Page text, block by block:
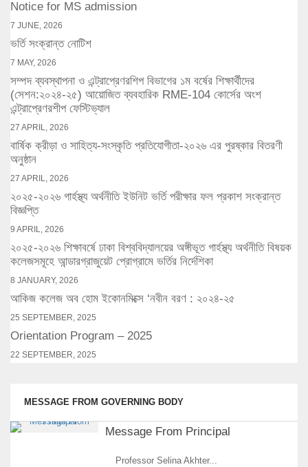
Notice for MS admission
7 JUNE, 2026
ভর্তি সংক্রান্ত নোটিশ
7 MAY, 2026
সম্পদ ব্যবস্থাপনা ও এন্ট্রাপ্রেণরশিপ বিভাগের ১ম বর্ষের শিক্ষার্থীদের
(সেশন:২০২৪-২৫) আয়োজিত ব্যবহারিক RME-104 কোর্সের অংশ
এন্ট্রাপ্রেণরশীপ ফেস্টিভ্যাল
27 APRIL, 2026
বার্ষিক ক্রীড়া ও সাহিত্য-সংস্কৃতি প্রতিযোগীতা-২০২৬ এর পুরষ্কার বিতরণী
অনুষ্ঠান
27 APRIL, 2026
২০২৫-২০২৬ গার্হস্থ্য অর্থনীতি ইউনিট ভর্তি পরীক্ষার ফল প্রকাশ সংক্রান্ত
বিজ্ঞপ্তি
9 APRIL, 2026
২০২৫-২০২৬ শিক্ষাবর্ষে ঢাকা বিশ্ববিদ্যালয়ের অঙ্গীভূত গার্হস্থ্য অর্থনীতি বিষয়ক
কলেজসমূহে আন্ডারগ্রাজুয়েট প্রোগ্রামে ভর্তির নির্দেশিকা
8 JANUARY, 2026
আকিজ কলেজ অব হোম ইকোনমিক্সে ‘নবীন বরণ : ২০২৪-২৫
25 SEPTEMBER, 2025
Orientation Program – 2025
22 SEPTEMBER, 2025
MESSAGE FROM GOVERNING BODY
Message From Principal
Professor Selina Akhter...